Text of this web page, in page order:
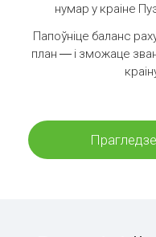
нумар у краіне
Папоўніце баланс
план — і зможаце